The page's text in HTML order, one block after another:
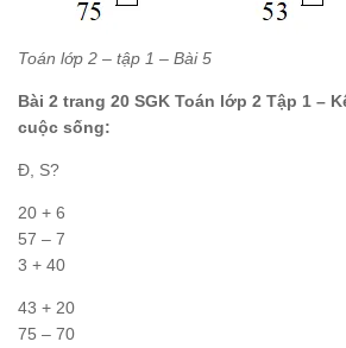
Toán lớp 2 – tập 1 – Bài 5
Bài 2 trang 20 SGK Toán lớp 2 Tập 1 –
cuộc sống:
Đ, S?
20 + 6
57 – 7
3 + 40
43 + 20
75 – 70